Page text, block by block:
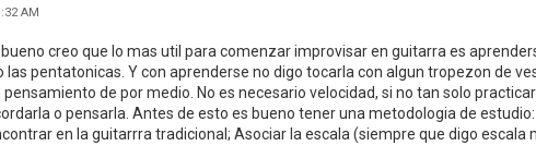
AM
bueno creo que lo mas util para comenzar improvisar en guitarra es
las pentatonicas. Y con aprenderse no digo tocarla con algun tropezon de
de por medio. No es necesario velocidad, si no tan solo
o pensarla. Antes de esto es bueno tener una metodologia de
en la guitarrra tradicional; Asociar la escala (siempre que digo escala